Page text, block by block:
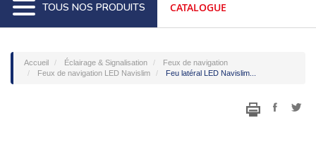
TOUS NOS PRODUITS CATALOGUE
Accueil Éclairage & Signalisation
Feux de navigation
Feux de navigation LED Navislim
Feu latéral LED Navislim...